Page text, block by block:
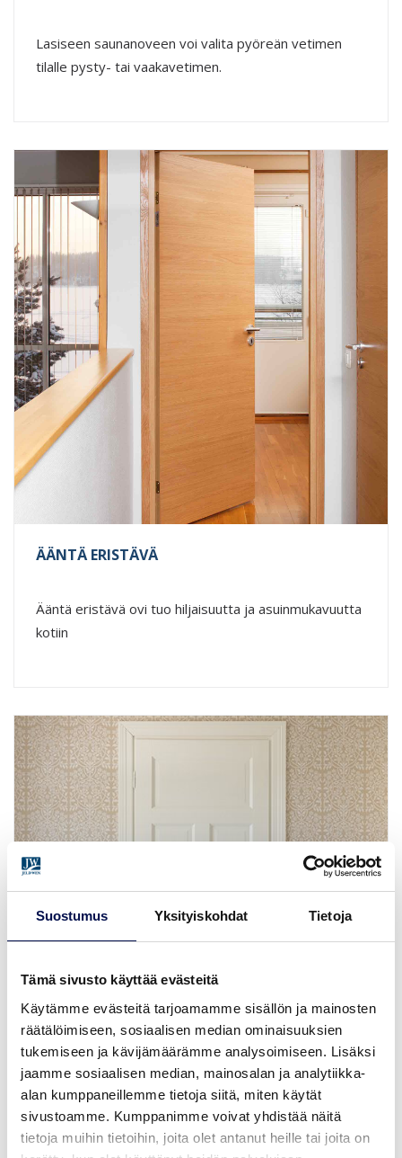
Suostumus Yksityiskohdat Tietoja
Tämä sivusto käyttää evästeitä
Käytämme evästeitä tarjoamamme sisällön ja mainosten
räätälöimiseen, sosiaalisen median ominaisuuksien
tukemiseen ja kävijämäärämme analysoimiseen. Lisäksi
jaamme sosiaalisen median, mainosalan ja analytiikka-
alan kumppaneillemme tietoja siitä, miten käytät
sivustoamme. Kumppanimme voivat yhdistää näitä
tietoja muihin tietoihin, joita olet antanut heille tai joita on
Lasiseen saunanoveen voi valita pyöreän vetimen
tilalle pysty- tai vaakavetimen.
ÄÄNTÄ ERISTÄVÄ
Ääntä eristävä ovi tuo hiljaisuutta ja asuinmukavuutta
kotiin
KLASSINEN